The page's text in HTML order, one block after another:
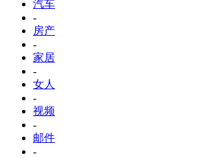
汽车
-
房产
-
家居
-
女人
-
视频
-
邮件
-